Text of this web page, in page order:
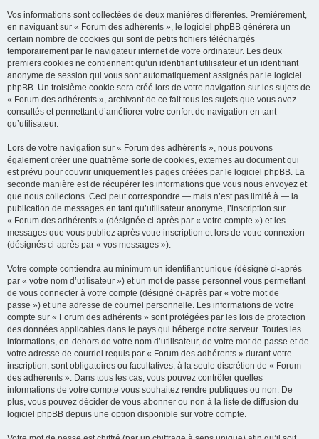
Vos informations sont collectées de deux manières différentes. Premièrement,
en naviguant sur « Forum des adhérents », le logiciel phpBB génèrera un
certain nombre de cookies qui sont de petits fichiers téléchargés
temporairement par le navigateur internet de votre ordinateur. Les deux
premiers cookies ne contiennent qu’un identifiant utilisateur et un identifiant
anonyme de session qui vous sont automatiquement assignés par le logiciel
phpBB. Un troisième cookie sera créé lors de votre navigation sur les sujets de
« Forum des adhérents », archivant de ce fait tous les sujets que vous avez
consultés et permettant d’améliorer votre confort de navigation en tant
qu’utilisateur.
Lors de votre navigation sur « Forum des adhérents », nous pouvons
également créer une quatrième sorte de cookies, externes au document qui
est prévu pour couvrir uniquement les pages créées par le logiciel phpBB. La
seconde manière est de récupérer les informations que vous nous envoyez et
que nous collectons. Ceci peut correspondre — mais n’est pas limité à — la
publication de messages en tant qu’utilisateur anonyme, l’inscription sur
« Forum des adhérents » (désignée ci-après par « votre compte ») et les
messages que vous publiez après votre inscription et lors de votre connexion
(désignés ci-après par « vos messages »).
Votre compte contiendra au minimum un identifiant unique (désigné ci-après
par « votre nom d’utilisateur ») et un mot de passe personnel vous permettant
de vous connecter à votre compte (désigné ci-après par « votre mot de
passe ») et une adresse de courriel personnelle. Les informations de votre
compte sur « Forum des adhérents » sont protégées par les lois de protection
des données applicables dans le pays qui héberge notre serveur. Toutes les
informations, en-dehors de votre nom d’utilisateur, de votre mot de passe et de
votre adresse de courriel requis par « Forum des adhérents » durant votre
inscription, sont obligatoires ou facultatives, à la seule discrétion de « Forum
des adhérents ». Dans tous les cas, vous pouvez contrôler quelles
informations de votre compte vous souhaitez rendre publiques ou non. De
plus, vous pouvez décider de vous abonner ou non à la liste de diffusion du
logiciel phpBB depuis une option disponible sur votre compte.